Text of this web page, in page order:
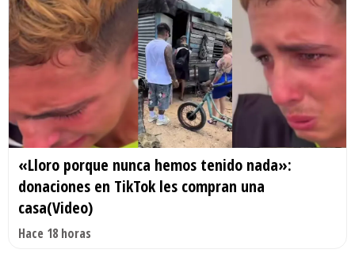
«Lloro porque nunca hemos tenido nada»:
donaciones en TikTok les compran una
casa(Video)
Hace 18 horas